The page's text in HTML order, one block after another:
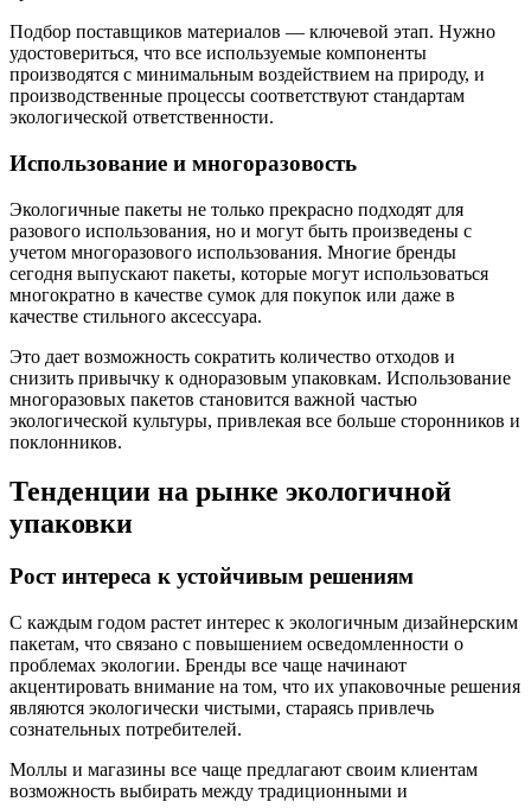
Подбор поставщиков материалов — ключевой этап. Нужно
удостовериться, что все используемые компоненты
производятся с минимальным воздействием на природу, и
производственные процессы соответствуют стандартам
экологической ответственности.
Использование и многоразовость
Экологичные пакеты не только прекрасно подходят для
разового использования, но и могут быть произведены с
учетом многоразового использования. Многие бренды
сегодня выпускают пакеты, которые могут использоваться
многократно в качестве сумок для покупок или даже в
качестве стильного аксессуара.
Это дает возможность сократить количество отходов и
снизить привычку к одноразовым упаковкам. Использование
многоразовых пакетов становится важной частью
экологической культуры, привлекая все больше сторонников и
поклонников.
Тенденции на рынке экологичной
упаковки
Рост интереса к устойчивым решениям
С каждым годом растет интерес к экологичным дизайнерским
пакетам, что связано с повышением осведомленности о
проблемах экологии. Бренды все чаще начинают
акцентировать внимание на том, что их упаковочные решения
являются экологически чистыми, стараясь привлечь
сознательных потребителей.
Моллы и магазины все чаще предлагают своим клиентам
возможность выбирать между традиционными и